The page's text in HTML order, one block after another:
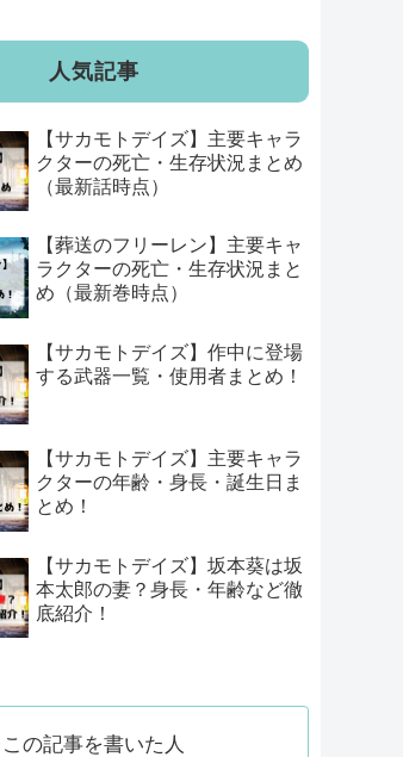
人気記事
【サカモトデイズ】主要キャラ
クターの死亡・生存状況まとめ
（最新話時点）
【葬送のフリーレン】主要キャ
ラクターの死亡・生存状況まと
め（最新巻時点）
【サカモトデイズ】作中に登場
する武器一覧・使用者まとめ！
【サカモトデイズ】主要キャラ
クターの年齢・身長・誕生日ま
とめ！
【サカモトデイズ】坂本葵は坂
本太郎の妻？身長・年齢など徹
底紹介！
この記事を書いた人